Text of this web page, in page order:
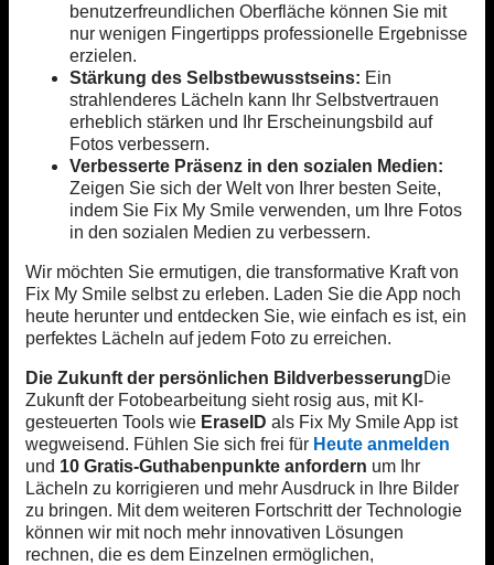
benutzerfreundlichen Oberfläche können Sie mit
nur wenigen Fingertipps professionelle Ergebnisse
erzielen.
Stärkung des Selbstbewusstseins: Ein
strahlenderes Lächeln kann Ihr Selbstvertrauen
erheblich stärken und Ihr Erscheinungsbild auf
Fotos verbessern.
Verbesserte Präsenz in den sozialen Medien:
Zeigen Sie sich der Welt von Ihrer besten Seite,
indem Sie Fix My Smile verwenden, um Ihre Fotos
in den sozialen Medien zu verbessern.
Wir möchten Sie ermutigen, die transformative Kraft von
Fix My Smile selbst zu erleben. Laden Sie die App noch
heute herunter und entdecken Sie, wie einfach es ist, ein
perfektes Lächeln auf jedem Foto zu erreichen.
Die Zukunft der persönlichen BildverbesserungDie
Zukunft der Fotobearbeitung sieht rosig aus, mit KI-
gesteuerten Tools wie EraseID als Fix My Smile App ist
wegweisend. Fühlen Sie sich frei für Heute anmelden
und 10 Gratis-Guthabenpunkte anfordern um Ihr
Lächeln zu korrigieren und mehr Ausdruck in Ihre Bilder
zu bringen. Mit dem weiteren Fortschritt der Technologie
können wir mit noch mehr innovativen Lösungen
rechnen, die es dem Einzelnen ermöglichen,